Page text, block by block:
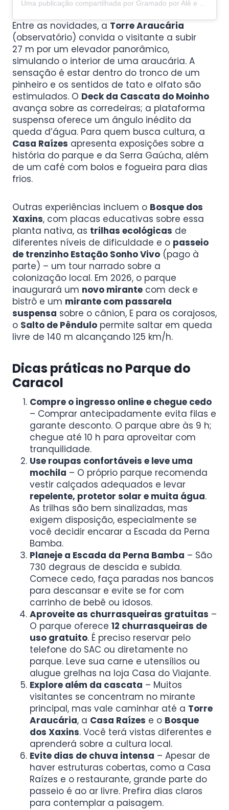
Uma publicação compartilhada por Gramado por Alê e Francisco (@aventurandotche)
Entre as novidades, a Torre Araucária
(observatório) convida o visitante a subir
27 m por um elevador panorâmico,
simulando o interior de uma araucária. A
sensação é estar dentro do tronco de um
pinheiro e os sentidos de tato e olfato são
estimulados. O Deck da Cascata do Moinho
avança sobre as corredeiras; a plataforma
suspensa oferece um ângulo inédito da
queda d’água. Para quem busca cultura, a
Casa Raízes apresenta exposições sobre a
história do parque e da Serra Gaúcha, além
de um café com bolos e fogueira para dias
frios.
Outras experiências incluem o Bosque dos
Xaxins, com placas educativas sobre essa
planta nativa, as trilhas ecológicas de
diferentes níveis de dificuldade e o passeio
de trenzinho Estação Sonho Vivo (pago à
parte) – um tour narrado sobre a
colonização local. Em 2026, o parque
inaugurará um novo mirante com deck e
bistrô e um mirante com passarela
suspensa sobre o cânion, E para os corajosos,
o Salto de Pêndulo permite saltar em queda
livre de 140 m alcançando 125 km/h.
Dicas práticas no Parque do
Caracol
Compre o ingresso online e chegue cedo
– Comprar antecipadamente evita filas e
garante desconto. O parque abre às 9 h;
chegue até 10 h para aproveitar com
tranquilidade.
Use roupas confortáveis e leve uma
mochila – O próprio parque recomenda
vestir calçados adequados e levar
repelente, protetor solar e muita água.
As trilhas são bem sinalizadas, mas
exigem disposição, especialmente se
você decidir encarar a Escada da Perna
Bamba.
Planeje a Escada da Perna Bamba – São
730 degraus de descida e subida.
Comece cedo, faça paradas nos bancos
para descansar e evite se for com
carrinho de bebê ou idosos.
Aproveite as churrasqueiras gratuitas –
O parque oferece 12 churrasqueiras de
uso gratuito. É preciso reservar pelo
telefone do SAC ou diretamente no
parque. Leve sua carne e utensílios ou
alugue grelhas na loja Casa do Viajante.
Explore além da cascata – Muitos
visitantes se concentram no mirante
principal, mas vale caminhar até a Torre
Araucária, a Casa Raízes e o Bosque
dos Xaxins. Você terá vistas diferentes e
aprenderá sobre a cultura local.
Evite dias de chuva intensa – Apesar de
haver estruturas cobertas, como a Casa
Raízes e o restaurante, grande parte do
passeio é ao ar livre. Prefira dias claros
para contemplar a paisagem.